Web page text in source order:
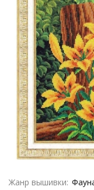
Жанр вышивки: